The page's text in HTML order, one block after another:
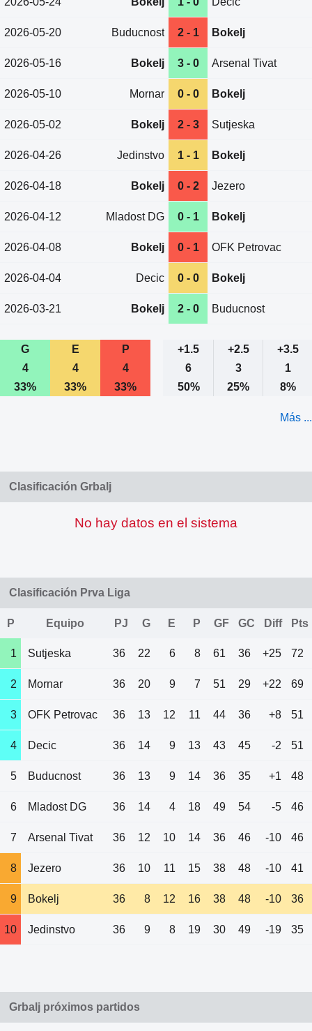
2026-05-20 Buducnost 2 - 1 Bokelj
2026-05-16 Bokelj 3 - 0 Arsenal Tivat
2026-05-10 Mornar 0 - 0 Bokelj
2026-05-02 Bokelj 2 - 3 Sutjeska
2026-04-26 Jedinstvo 1 - 1 Bokelj
2026-04-18 Bokelj 0 - 2 Jezero
2026-04-12 Mladost DG 0 - 1 Bokelj
2026-04-08 Bokelj 0 - 1 OFK Petrovac
2026-04-04 Decic 0 - 0 Bokelj
2026-03-21 Bokelj 2 - 0 Buducnost
G E P +1.5 +2.5
+3.5
4
4 4 6 3
1
33%
33% 33% 50% 25% 8%
Más ...
Clasificación Grbalj
No hay datos en el sistema
Clasificación Prva Liga
P Equipo PJ G E P GF GC Diff Pts
1 Sutjeska 36 22 6 8 61 36 +25 72
2 Mornar 36 20 9 7 51 29 +22 69
3 OFK Petrovac 36 13 12 11 44 36 +8 51
4 Decic 36 14 9 13 43 45 -2 51
5 Buducnost 36 13 9 14 36 35 +1 48
6 Mladost DG 36 14 4 18 49 54 -5 46
7 Arsenal Tivat 36 12 10 14 36 46 -10 46
8 Jezero 36 10 11 15 38 48 -10 41
9 Bokelj 36 8 12 16 38 48 -10 36
10 Jedinstvo 36 9 8 19 30 49 -19 35
Grbalj próximos partidos